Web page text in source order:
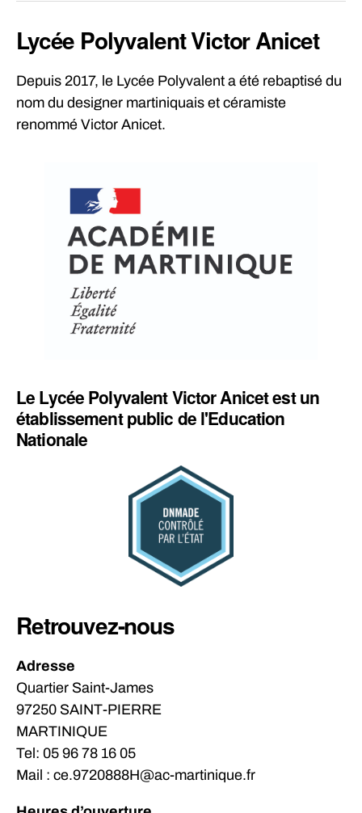
Lycée Polyvalent Victor Anicet
Depuis 2017, le Lycée Polyvalent a été rebaptisé du
nom du designer martiniquais et céramiste
renommé Victor Anicet.
Le Lycée Polyvalent Victor Anicet est un
établissement public de l'Education
Nationale
Retrouvez-nous
Adresse
Quartier Saint-James
97250 SAINT-PIERRE
MARTINIQUE
Tel: 05 96 78 16 05
Mail : ce.9720888H@ac-martinique.fr